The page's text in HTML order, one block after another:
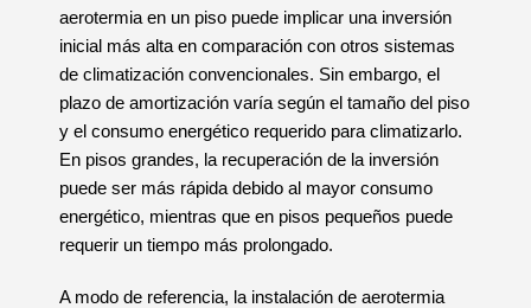
aerotermia en un piso puede implicar una inversión
inicial más alta en comparación con otros sistemas
de climatización convencionales. Sin embargo, el
plazo de amortización varía según el tamaño del piso
y el consumo energético requerido para climatizarlo.
En pisos grandes, la recuperación de la inversión
puede ser más rápida debido al mayor consumo
energético, mientras que en pisos pequeños puede
requerir un tiempo más prolongado.
A modo de referencia, la instalación de aerotermia